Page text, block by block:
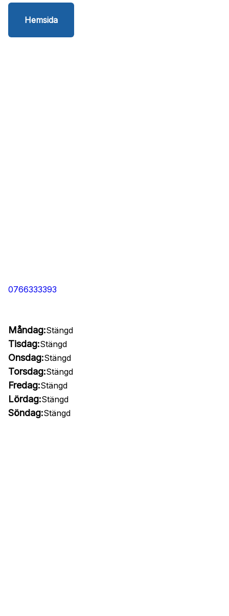
Hemsida
0766333393
Måndag:Stängd
Tisdag:Stängd
Onsdag:Stängd
Torsdag:Stängd
Fredag:Stängd
Lördag:Stängd
Söndag:Stängd